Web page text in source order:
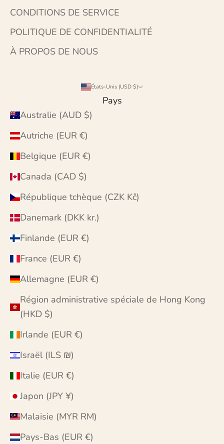
CONDITIONS DE SERVICE
POLITIQUE DE CONFIDENTIALITÉ
À PROPOS DE NOUS
États-Unis (USD $)
Pays
Australie (AUD $)
Autriche (EUR €)
Belgique (EUR €)
Canada (CAD $)
République tchèque (CZK Kč)
Danemark (DKK kr.)
Finlande (EUR €)
France (EUR €)
Allemagne (EUR €)
Région administrative spéciale de Hong Kong
(HKD $)
Irlande (EUR €)
Israël (ILS ₪)
Italie (EUR €)
Japon (JPY ¥)
Malaisie (MYR RM)
Pays-Bas (EUR €)